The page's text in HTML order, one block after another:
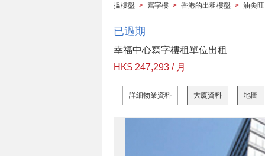
搵樓盤 > 寫字樓 > 香港的出租樓盤 > 油尖旺
已過期
幸福中心寫字樓租單位出租
HK$ 247,293 / 月
詳細物業資料 大廈資料 地圖